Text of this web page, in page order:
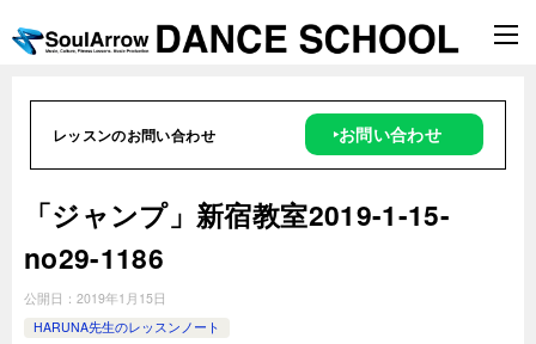
レッスンのお問い合わせ ‣お問い合わせ
「ジャンプ」新宿教室2019-1-15-
no29-1186
公開日： 2019年1月15日
HARUNA先生のレッスンノート